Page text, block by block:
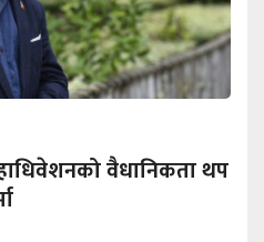
वैधानिकता थप